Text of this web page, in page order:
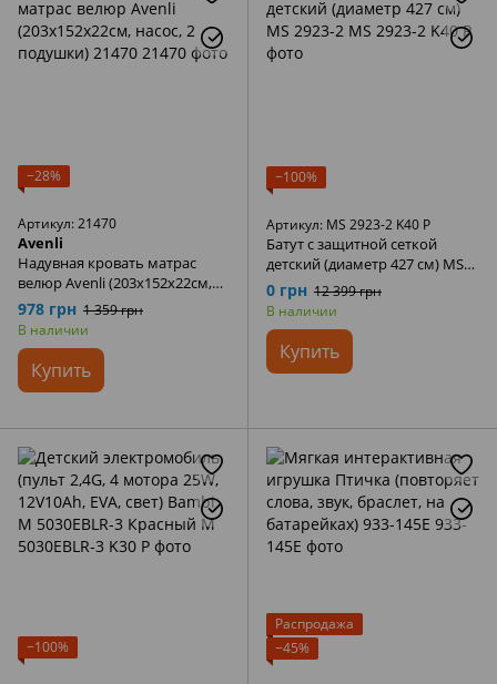
−28%
Артикул: 21470
Avenli
Надувная кровать матрас
велюр Avenli (203х152х22см,
насос, 2 подушки) 21470
978 грн 1 359 грн
В наличии
Купить
−100%
Артикул: MS 2923-2 K40 P
Батут с защитной сеткой
детский (диаметр 427 см) MS
2923-2
0 грн 12 399 грн
В наличии
Купить
−100%
Распродажа
−45%